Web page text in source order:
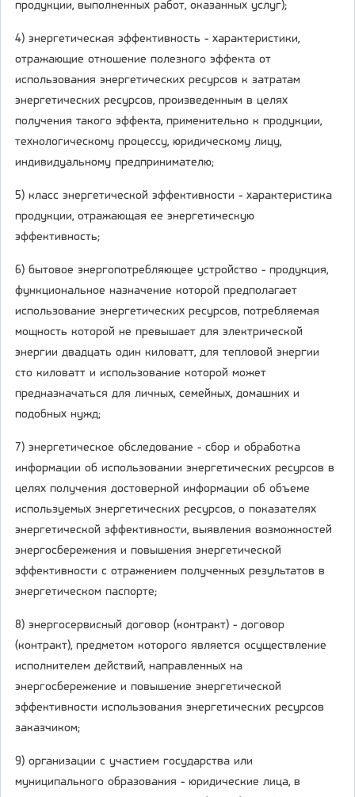
продукции, выполненных работ, оказанных услуг);
4) энергетическая эффективность - характеристики,
отражающие отношение полезного эффекта от
использования энергетических ресурсов к затратам
энергетических ресурсов, произведенным в целях
получения такого эффекта, применительно к продукции,
технологическому процессу, юридическому лицу,
индивидуальному предпринимателю;
5) класс энергетической эффективности - характеристика
продукции, отражающая ее энергетическую
эффективность;
6) бытовое энергопотребляющее устройство - продукция,
функциональное назначение которой предполагает
использование энергетических ресурсов, потребляемая
мощность которой не превышает для электрической
энергии двадцать один киловатт, для тепловой энергии
сто киловатт и использование которой может
предназначаться для личных, семейных, домашних и
подобных нужд;
7) энергетическое обследование - сбор и обработка
информации об использовании энергетических ресурсов в
целях получения достоверной информации об объеме
используемых энергетических ресурсов, о показателях
энергетической эффективности, выявления возможностей
энергосбережения и повышения энергетической
эффективности с отражением полученных результатов в
энергетическом паспорте;
8) энергосервисный договор (контракт) - договор
(контракт), предметом которого является осуществление
исполнителем действий, направленных на
энергосбережение и повышение энергетической
эффективности использования энергетических ресурсов
заказчиком;
9) организации с участием государства или
муниципального образования - юридические лица, в